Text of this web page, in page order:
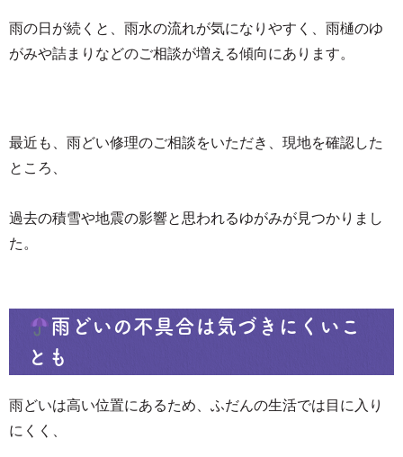
雨の日が続くと、雨水の流れが気になりやすく、雨樋のゆ
がみや詰まりなどのご相談が増える傾向にあります。
最近も、雨どい修理のご相談をいただき、現地を確認した
ところ、
過去の積雪や地震の影響と思われるゆがみが見つかりまし
た。
雨どいの不具合は気づきにくいこ
とも
雨どいは高い位置にあるため、ふだんの生活では目に入り
にくく、